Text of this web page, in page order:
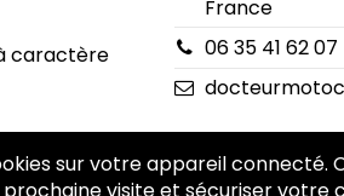
caractère
France
06 35 41 62 07
sur votre appareil connecté.